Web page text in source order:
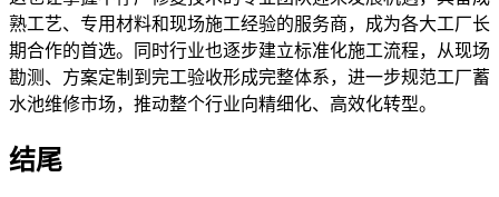
熟工艺、专用材料和现场施工经验的服务商，成为各大工厂长
期合作的首选。同时行业也逐步建立标准化施工流程，从现场
勘测、方案定制到完工验收形成完整体系，进一步规范工厂蓄
水池维修市场，推动整个行业向精细化、高效化转型。
结尾